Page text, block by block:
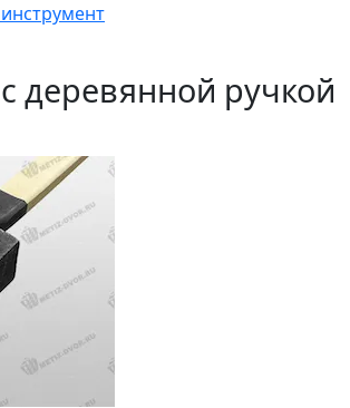
деревянной ручкой